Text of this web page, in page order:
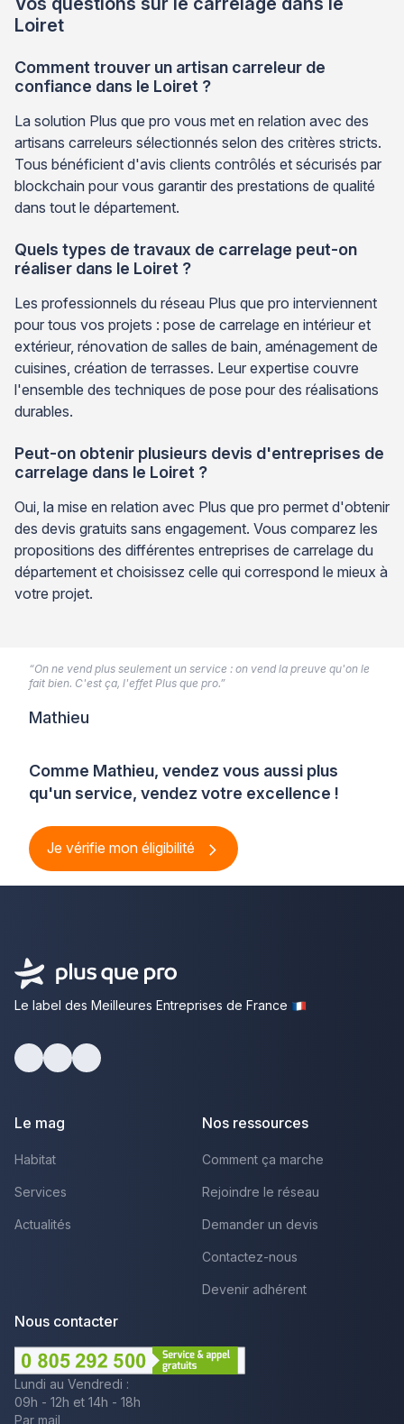
Loiret
Comment trouver un artisan carreleur de
confiance dans le Loiret ?
La solution Plus que pro vous met en relation avec des
artisans carreleurs sélectionnés selon des critères stricts.
Tous bénéficient d'avis clients contrôlés et sécurisés par
blockchain pour vous garantir des prestations de qualité
dans tout le département.
Quels types de travaux de carrelage peut-on
réaliser dans le Loiret ?
Les professionnels du réseau Plus que pro interviennent
pour tous vos projets : pose de carrelage en intérieur et
extérieur, rénovation de salles de bain, aménagement de
cuisines, création de terrasses. Leur expertise couvre
l'ensemble des techniques de pose pour des réalisations
durables.
Peut-on obtenir plusieurs devis d'entreprises de
carrelage dans le Loiret ?
Oui, la mise en relation avec Plus que pro permet d'obtenir
des devis gratuits sans engagement. Vous comparez les
propositions des différentes entreprises de carrelage du
département et choisissez celle qui correspond le mieux à
votre projet.
Comme Mathieu, vendez vous aussi plus
qu'un service, vendez votre excellence !
Je vérifie mon éligibilité
“On ne vend plus seulement un service : on vend la preuve qu'on le
fait bien. C'est ça, l'effet Plus que pro.”
Mathieu
Le label des Meilleures Entreprises de France
Le mag
Habitat
Services
Actualités
Nos ressources
Comment ça marche
Rejoindre le réseau
Demander un devis
Contactez-nous
Devenir adhérent
Nous contacter
Lundi au Vendredi :
09h - 12h et 14h - 18h
Par mail